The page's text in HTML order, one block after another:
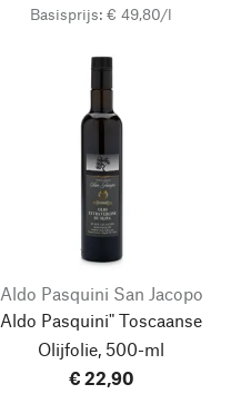
Basisprijs: € 49,80/l
Aldo Pasquini San Jacopo
Aldo Pasquini" Toscaanse
Olijfolie, 500-ml
€ 22,90